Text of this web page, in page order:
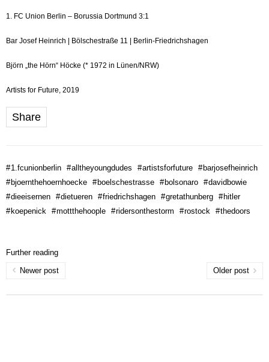
1. FC Union Berlin – Borussia Dortmund 3:1
Bar Josef Heinrich | Bölschestraße 11 | Berlin-Friedrichshagen
Björn „the Hörn“ Höcke (* 1972 in Lünen/NRW)
Artists for Future, 2019
Share
#1.fcunionberlin #alltheyoungdudes #artistsforfuture #barjosefheinrich
#bjoernthehoernhoecke #boelschestrasse #bolsonaro #davidbowie
#dieeisernen #dietueren #friedrichshagen #gretathunberg #hitler
#koepenick #mottthehoople #ridersonthestorm #rostock #thedoors
Further reading
Older post
Newer post